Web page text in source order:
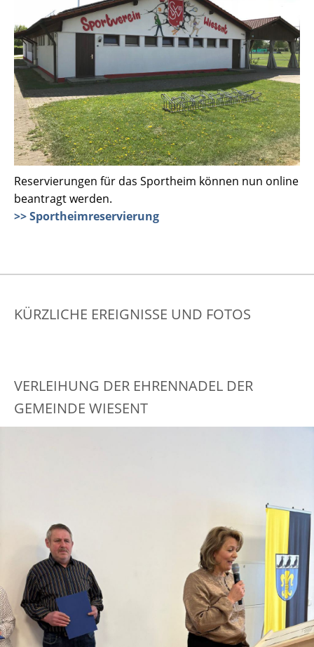
Reservierungen für das Sportheim können nun online
beantragt werden.
>> Sportheimreservierung
KÜRZLICHE EREIGNISSE UND FOTOS
VERLEIHUNG DER EHRENNADEL DER
GEMEINDE WIESENT